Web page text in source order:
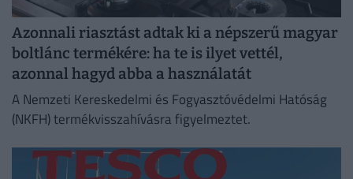
Azonnali riasztást adtak ki a népszerű magyar
boltlánc termékére: ha te is ilyet vettél,
azonnal hagyd abba a használatát
A Nemzeti Kereskedelmi és Fogyasztóvédelmi Hatóság
(NKFH) termékvisszahívásra figyelmeztet.